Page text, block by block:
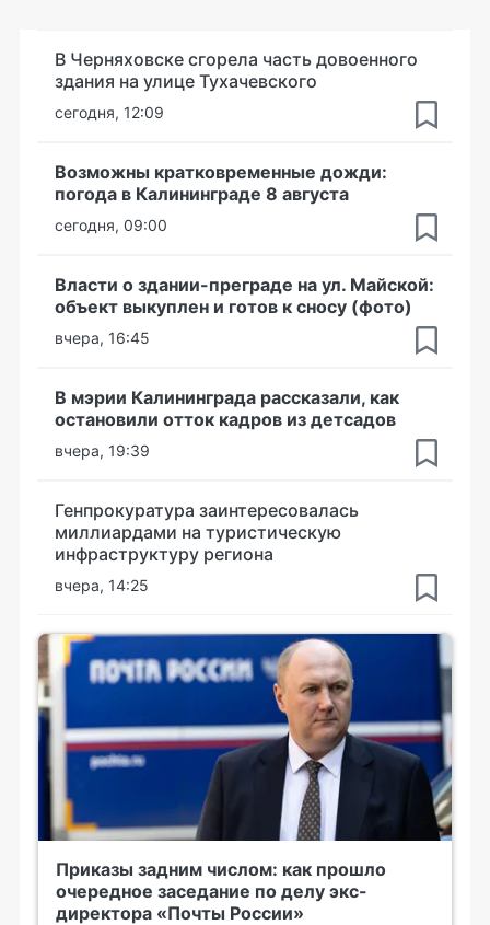
В Черняховске сгорела часть довоенного
здания на улице Тухачевского
сегодня, 12:09
Возможны кратковременные дожди:
погода в Калининграде 8 августа
сегодня, 09:00
Власти о здании-преграде на ул. Майской:
объект выкуплен и готов к сносу (фото)
вчера, 16:45
В мэрии Калининграда рассказали, как
остановили отток кадров из детсадов
вчера, 19:39
Генпрокуратура заинтересовалась
миллиардами на туристическую
инфраструктуру региона
вчера, 14:25
Приказы задним числом: как прошло
очередное заседание по делу экс-
директора «Почты России»